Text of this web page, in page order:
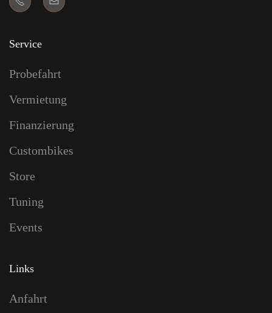
Service
Probefahrt
Vermietung
Finanzierung
Custombikes
Store
Tuning
Events
Links
Anfahrt